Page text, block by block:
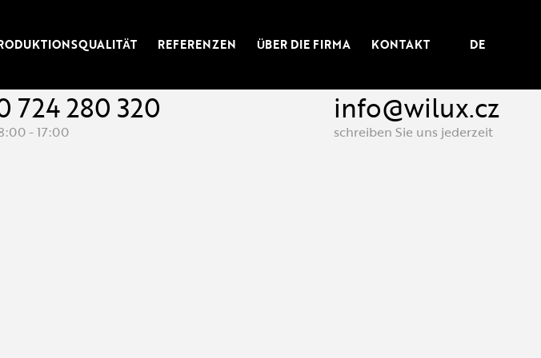
REFERENZEN ÜBER DIE FIRMA KONTAKT DE
724 280 320
- 17:00
info@wilux.cz
schreiben Sie uns jederzeit